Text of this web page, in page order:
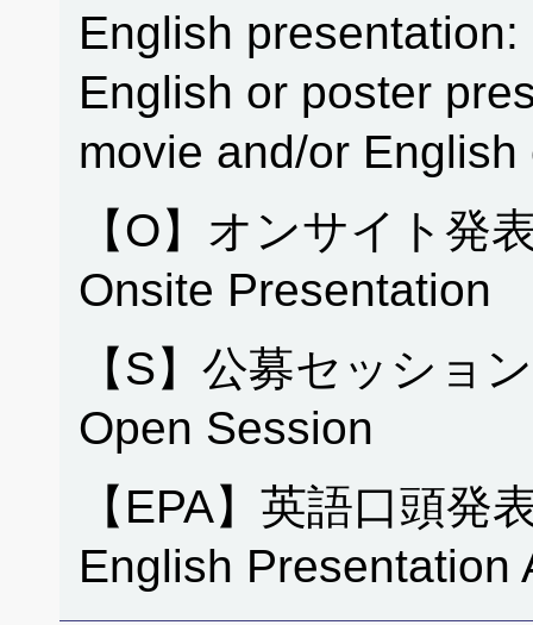
English
English or poster
movie and/or
【O】オンサイト発
Onsite Presentation
【S】公募セッショ
Open Session
【EPA】英語口頭発
English Presentation